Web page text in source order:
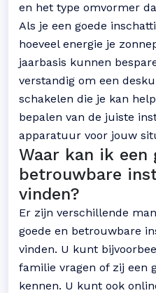
en het type omvormer
Als je een goede
hoeveel energie je
jaarbasis kunnen
verstandig om een
schakelen die je kan
bepalen van de juiste
apparatuur voor jouw
Waar kan ik een
betrouwbare
vinden?
Er zijn verschillende
goede en betrouwbare
vinden. U kunt
familie vragen of zij een
kennen. U kunt ook